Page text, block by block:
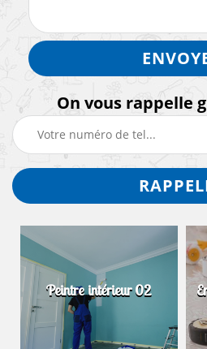
On vous rappelle
Peintre intérieur 02